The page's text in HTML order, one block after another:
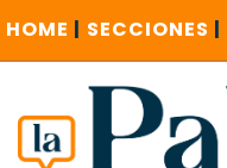
HOME | SECCIONES |